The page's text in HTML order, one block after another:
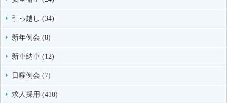
引っ越し (34)
新年例会 (8)
新車納車 (12)
日曜例会 (7)
求人採用 (410)